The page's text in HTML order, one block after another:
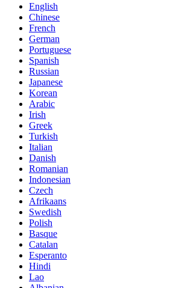
English
Chinese
French
German
Portuguese
Spanish
Russian
Japanese
Korean
Arabic
Irish
Greek
Turkish
Italian
Danish
Romanian
Indonesian
Czech
Afrikaans
Swedish
Polish
Basque
Catalan
Esperanto
Hindi
Lao